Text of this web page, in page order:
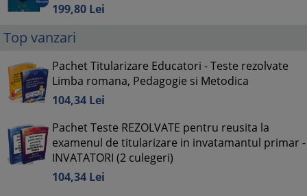
199,80 Lei
Top vanzari
Pachet Titularizare Educatori - Teste rezolvate
Limba romana, Pedagogie si Metodica
104,34 Lei
Pachet Teste REZOLVATE pentru reusita la
examenul de titularizare in invatamantul primar -
INVATATORI (2 culegeri)
104,34 Lei